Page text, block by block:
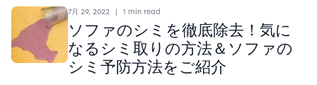
7月 29, 2022 | 1 min read
ソファのシミを徹底除去！気に
なるシミ取りの方法＆ソファの
シミ予防方法をご紹介